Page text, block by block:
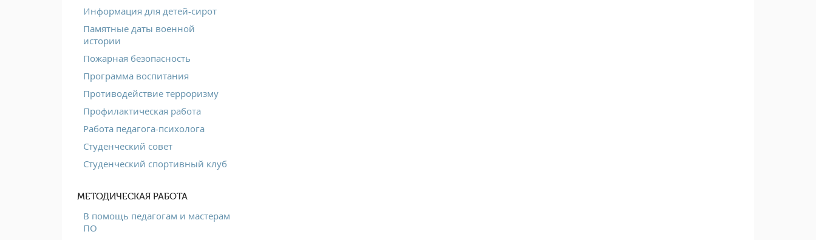
Информация для детей-сирот
Памятные даты военной
истории
Пожарная безопасность
Программа воспитания
Противодействие терроризму
Профилактическая работа
Работа педагога-психолога
Студенческий совет
Студенческий спортивный клуб
МЕТОДИЧЕСКАЯ РАБОТА
В помощь педагогам и мастерам
ПО